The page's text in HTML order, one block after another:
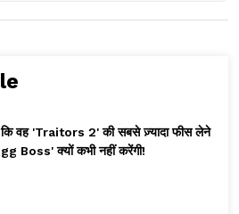
कि वह 'Traitors 2' की सबसे ज़्यादा फीस लेने
Boss' क्यों कभी नहीं करेंगी!